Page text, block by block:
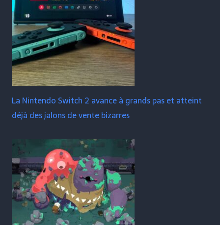
La Nintendo Switch 2 avance à grands pas et atteint
déjà des jalons de vente bizarres